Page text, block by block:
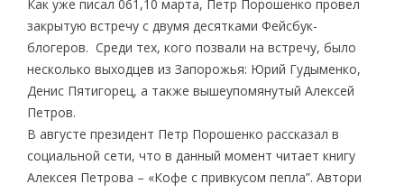
Как уже писал 061,10 марта, Петр Порошенко провел
закрытую встречу с двумя десятками Фейсбук-
блогеров. Среди тех, кого позвали на встречу, было
несколько выходцев из Запорожья: Юрий Гудыменко,
Денис Пятигорец, а также вышеупомянутый Алексей
Петров.
В августе президент Петр Порошенко рассказал в
социальной сети, что в данный момент читает книгу
Алексея Петрова – «Кофе с привкусом пепла”. Автори